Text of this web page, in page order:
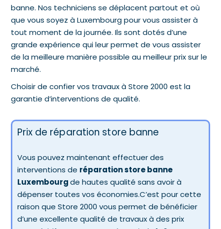
banne. Nos techniciens se déplacent partout et où
que vous soyez à Luxembourg pour vous assister à
tout moment de la journée. Ils sont dotés d’une
grande expérience qui leur permet de vous assister
de la meilleure manière possible au meilleur prix sur le
marché.
Choisir de confier vos travaux à Store 2000 est la
garantie d’interventions de qualité.
Prix de réparation store banne
Vous pouvez maintenant effectuer des
interventions de réparation store banne
Luxembourgde hautes qualité sans avoir à
dépenser toutes vos économies.C’est pour cette
raison que Store 2000 vous permet de bénéficier
d’une excellente qualité de travaux à des prix